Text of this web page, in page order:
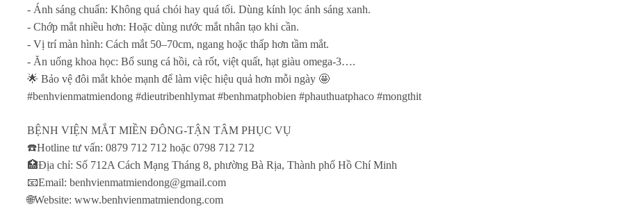
- Ánh sáng chuẩn: Không quá chói hay quá tối. Dùng kính lọc ánh sáng xanh.
- Chớp mắt nhiều hơn: Hoặc dùng nước mắt nhân tạo khi cần.
- Vị trí màn hình: Cách mắt 50–70cm, ngang hoặc thấp hơn tầm mắt.
- Ăn uống khoa học: Bổ sung cá hồi, cà rốt, việt quất, hạt giàu omega-3….
🌟 Bảo vệ đôi mắt khỏe mạnh để làm việc hiệu quả hơn mỗi ngày 🤩
#benhvienmatmiendong #dieutribenhlymat #benhmatphobien #phauthuatphaco #mongthit
BỆNH VIỆN MẮT MIỀN ĐÔNG-TẬN TÂM PHỤC VỤ
☎️Hotline tư vấn: 0879 712 712 hoặc 0798 712 712
🏥Địa chỉ: Số 712A Cách Mạng Tháng 8, phường Bà Rịa, Thành phố Hồ Chí Minh
📧Email: benhvienmatmiendong@gmail.com
🌐Website: www.benhvienmatmiendong.com